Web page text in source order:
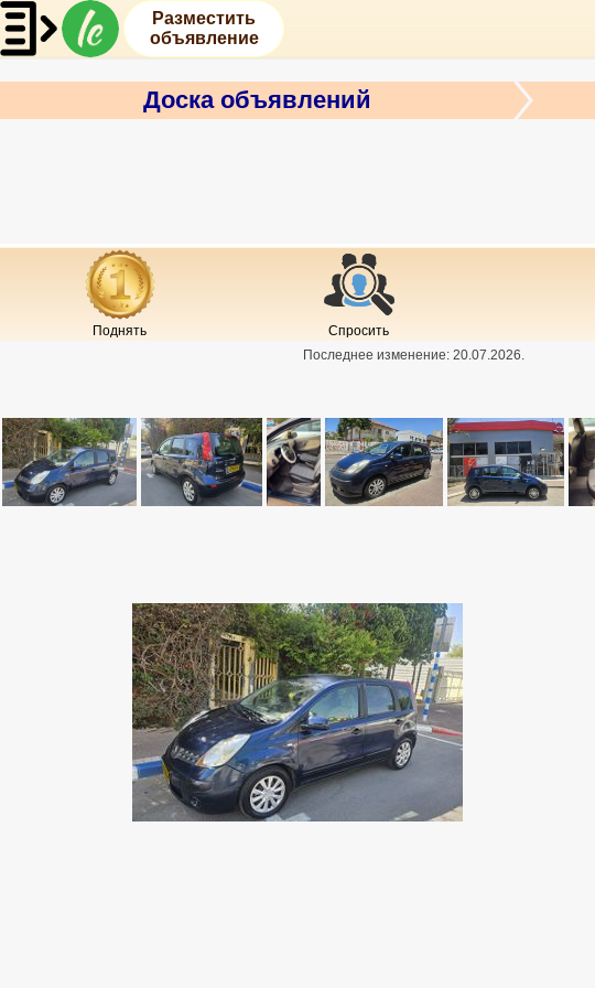
Разместить
объявление
Доска объявлений
Поднять Спросить
Последнее изменение: 20.07.2026.